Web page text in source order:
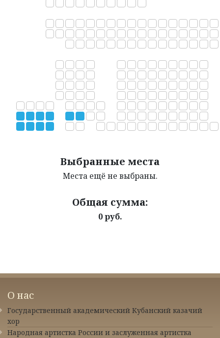
Выбранные места
Места ещё не выбраны.
Общая сумма:
0 руб.
О нас
Государственный академический Кубанский казачий
хор
Народная артистка России и заслуженная артистка